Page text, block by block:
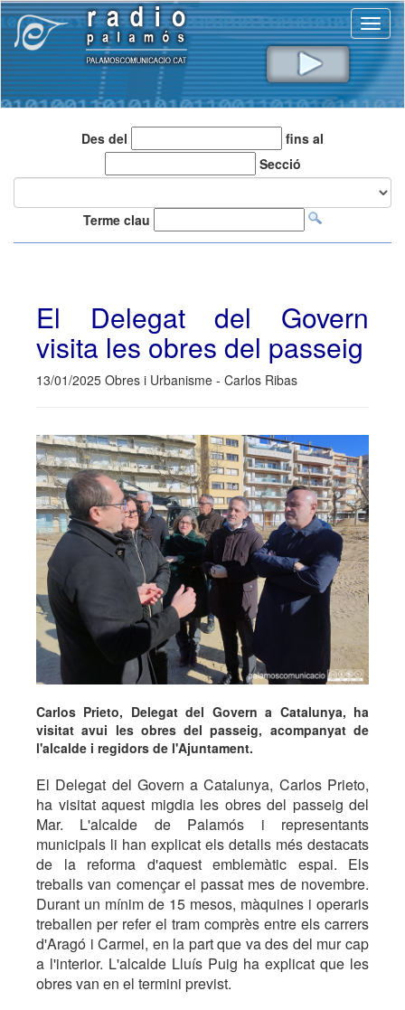
Des del
fins al
Secció
Terme clau
El Delegat del Govern
visita les obres del passeig
13/01/2025 Obres i Urbanisme - Carlos Ribas
Carlos Prieto, Delegat del Govern a Catalunya, ha
visitat avui les obres del passeig, acompanyat de
l'alcalde i regidors de l'Ajuntament.
El Delegat del Govern a Catalunya, Carlos Prieto,
ha visitat aquest migdia les obres del passeig del
Mar. L'alcalde de Palamós i representants
municipals li han explicat els detalls més destacats
de la reforma d'aquest emblemàtic espai. Els
treballs van començar el passat mes de novembre.
Durant un mínim de 15 mesos, màquines i operaris
treballen per refer el tram comprès entre els carrers
d'Aragó i Carmel, en la part que va des del mur cap
a l'interior. L'alcalde Lluís Puig ha explicat que les
obres van en el termini previst.